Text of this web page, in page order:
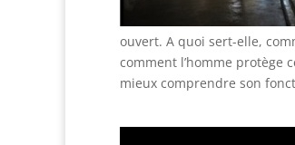
ouvert. A quoi sert-elle,
comment l’homme protège
mieux comprendre son